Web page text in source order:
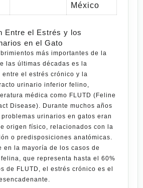
México
Entre el Estrés y los
en el Gato
más importantes de la
las últimas décadas es la
el estrés crónico y la
urinario inferior felino,
médica como FLUTD (Feline
Disease). Durante muchos años
urinarios en gatos eran
origen físico, relacionados con la
o predisposiciones anatómicas.
en la mayoría de los casos de
que representa hasta el 60%
de FLUTD, el estrés crónico es el